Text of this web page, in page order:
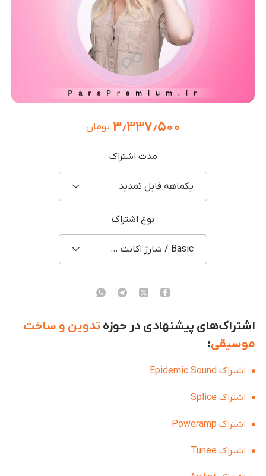
۳٫۳۳۷٫۵۰۰ تومان
مدت اشتراک
یکماهه قابل تمدید
نوع اشتراک
Basic / شارژ اکانت شخصی
اشتراک‌های پیشنهادی در حوزه تدوین و ساخت
موسیقی:
اشتراک Epidemic Sound
اشتراک Splice
اشتراک Poweramp
اشتراک Tunee